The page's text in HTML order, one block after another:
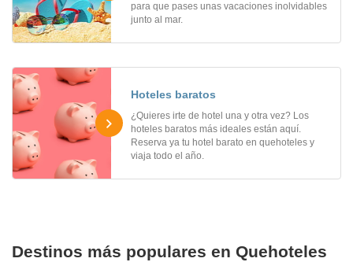
para que pases unas vacaciones inolvidables
junto al mar.
Hoteles baratos
¿Quieres irte de hotel una y otra vez? Los
hoteles baratos más ideales están aquí.
Reserva ya tu hotel barato en quehoteles y
viaja todo el año.
Destinos más populares en Quehoteles